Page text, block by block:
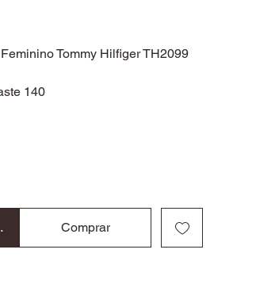
Tommy Hilfiger TH2099
140
Comprar